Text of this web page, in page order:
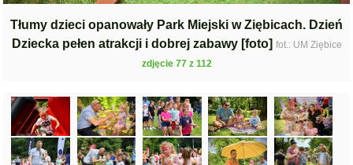
Tłumy dzieci opanowały Park Miejski w Ziębicach. Dzień
Dziecka pełen atrakcji i dobrej zabawy [foto] fot.: UM Ziębice
zdjęcie 77 z 112